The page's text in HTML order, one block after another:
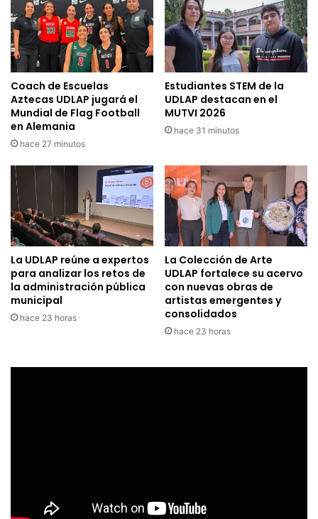
Coach de Escuelas
Aztecas UDLAP jugará el
Mundial de Flag Football
en Alemania
hace 27 minutos
Estudiantes STEM de la
UDLAP destacan en el
MUTVI 2026
hace 31 minutos
La UDLAP reúne a expertos
para analizar los retos de
la administración pública
municipal
hace 23 horas
La Colección de Arte
UDLAP fortalece su acervo
con nuevas obras de
artistas emergentes y
consolidados
hace 23 horas